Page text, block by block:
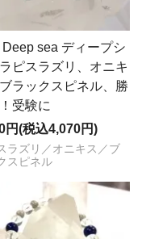
Deep sea ディープシ
ピスラズリ、オニキ
ラックスピネル、勝
受験に
円(税込4,070円)
ラズリ／オニキス／ブ
スピネル